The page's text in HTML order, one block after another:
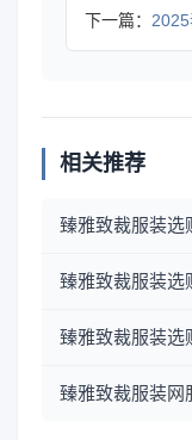
下一篇： 2025
相关推荐
臻雅致裁服装选
臻雅致裁服装选
臻雅致裁服装选
臻雅致裁服装网